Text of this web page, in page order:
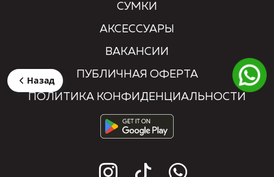
СУМКИ
АКСЕССУАРЫ
ВАКАНСИИ
ПУБЛИЧНАЯ ОФЕРТА
ПОЛИТИКА КОНФИДЕНЦИАЛЬНОСТИ
Назад